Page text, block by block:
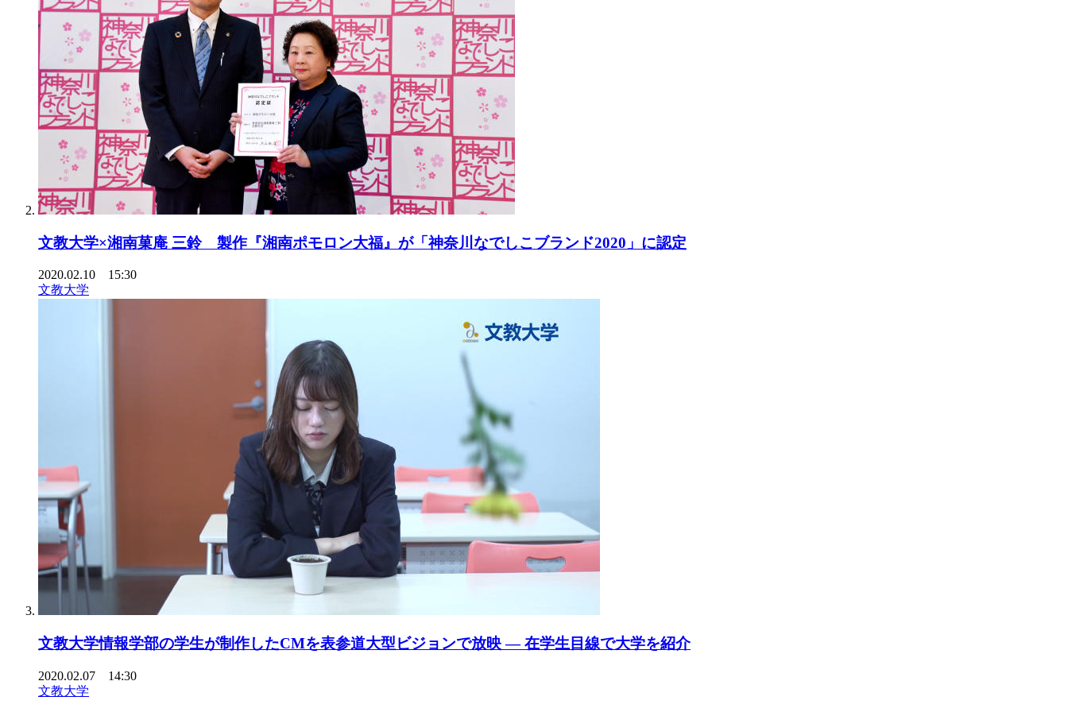
文教大学×湘南菓庵 三鈴 製作『湘南ポモロン大福』が「神奈川なでしこブランド2020」に認定
2020.02.10 15:30
文教大学
文教大学情報学部の学生が制作したCMを表参道大型ビジョンで放映 — 在学生目線で大学を紹介
2020.02.07 14:30
文教大学